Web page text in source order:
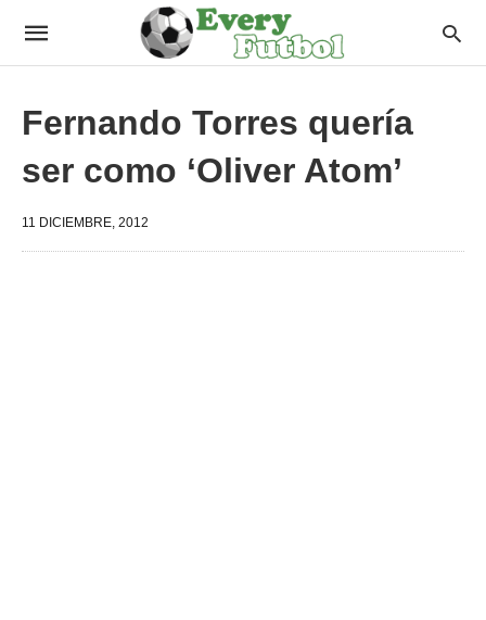
Fernando Torres quería
ser como ‘Oliver Atom’
11 DICIEMBRE, 2012